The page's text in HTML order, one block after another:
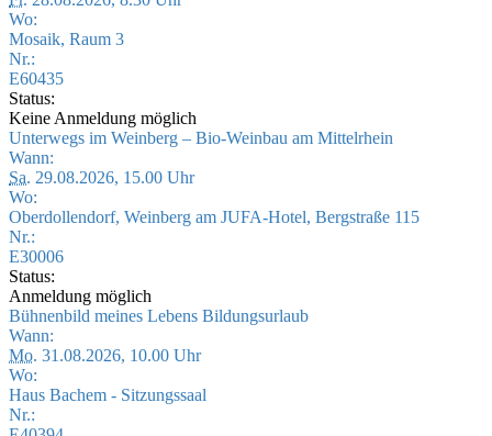
Wo:
Mosaik, Raum 3
Nr.:
E60435
Status:
Keine Anmeldung möglich
Unterwegs im Weinberg – Bio-Weinbau am Mittelrhein
Wann:
Sa. 29.08.2026, 15.00 Uhr
Wo:
Oberdollendorf, Weinberg am JUFA-Hotel, Bergstraße 115
Nr.:
E30006
Status:
Anmeldung möglich
Bühnenbild meines Lebens Bildungsurlaub
Wann:
Mo. 31.08.2026, 10.00 Uhr
Wo:
Haus Bachem - Sitzungssaal
Nr.: